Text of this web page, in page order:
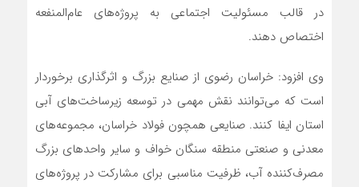
در قالب مسئولیت اجتماعی به پروژه‌های عام‌المنفعه
اختصاص دهند.
وی افزود: خراسان رضوی از صنایع بزرگ و اثرگذاری برخوردار
است که می‌توانند نقش مهمی در توسعه زیرساخت‌های آبی
استان ایفا کنند. صنایعی همچون فولاد خراسان، مجموعه‌های
معدنی و صنعتی منطقه سنگان خواف و سایر واحدهای بزرگ
مصرف‌کننده آب، ظرفیت مناسبی برای مشارکت در پروژه‌های